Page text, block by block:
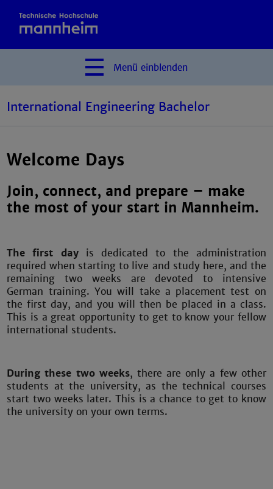
Menü einblenden
International Engineering Bachelor
Welcome Days
Join, connect, and prepare – make
the most of your start in Mannheim.
The first dayis dedicated to the administration
required when starting to live and study here, and the
remaining two weeks are devoted to intensive
German training. You will take a placement test on
the first day, and you will then be placed in a class.
This is a great opportunity to get to know your fellow
international students.
During these two weeks, there are only a few other
students at the university, as the technical courses
start two weeks later. This is a chance to get to know
the university on your own terms.